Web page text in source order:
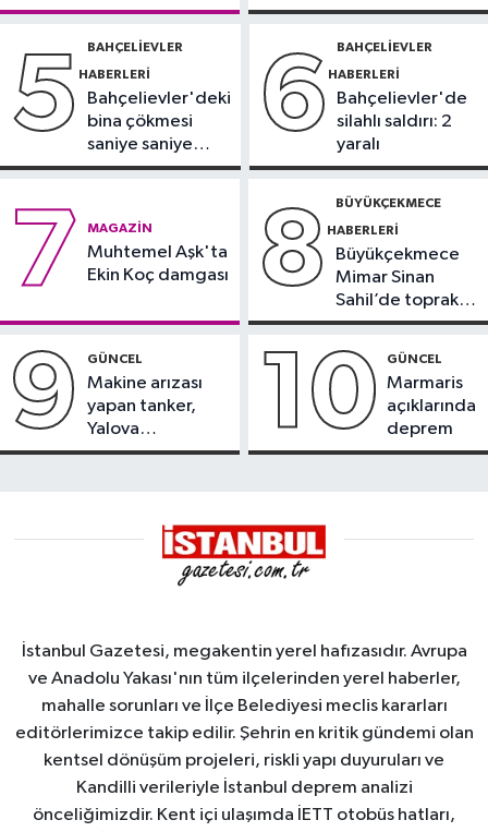
Şirin gözaltına alındı
kavga
5 BAHÇELIEVLER
HABERLERI
Bahçelievler'deki
bina çökmesi
saniye saniye
görüntülendi
6 BAHÇELIEVLER
HABERLERI
Bahçelievler'de
silahlı saldırı: 2
yaralı
7 MAGAZIN
Muhtemel Aşk'ta
Ekin Koç damgası
8 BÜYÜKÇEKMECE
HABERLERI
Büyükçekmece
Mimar Sinan
Sahil’de toprak
kayması
9 GÜNCEL
Makine arızası
yapan tanker,
Yalova
Demirleme
10 GÜNCEL
Marmaris
açıklarında
deprem
İstanbul Gazetesi, megakentin yerel hafızasıdır. Avrupa
ve Anadolu Yakası'nın tüm ilçelerinden yerel haberler,
mahalle sorunları ve İlçe Belediyesi meclis kararları
editörlerimizce takip edilir. Şehrin en kritik gündemi olan
kentsel dönüşüm projeleri, riskli yapı duyuruları ve
Kandilli verileriyle İstanbul deprem analizi
önceliğimizdir. Kent içi ulaşımda İETT otobüs hatları,